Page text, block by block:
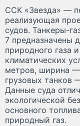
ССК «Звезда» —
реализующая
судов. Танкеры-
7 предназначены
природного газа
климатических
метров, ширина
грузовых танков
Данные суда
экологической
основного
природный газ.